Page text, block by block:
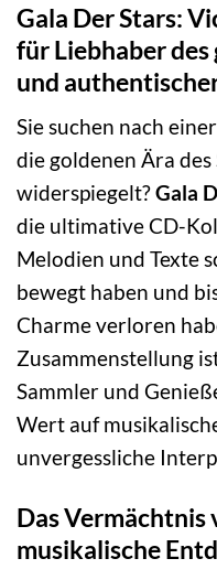
Gala Der Stars:
für Liebhaber
und
Sie suchen nach
die goldenen Ära
widerspiegelt?Gala
die ultimative CD-
Melodien und Texte
bewegt haben und
Charme verloren
Zusammenstellung
Sammler und
Wert auf
unvergessliche
Das Vermächtnis
musikalische